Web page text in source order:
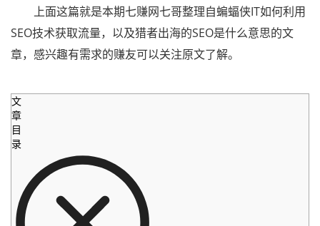
上面这篇就是本期七赚网七哥整理自蝙蝠侠IT如何利用
SEO技术获取流量，以及猎者出海的SEO是什么意思的文
章，感兴趣有需求的赚友可以关注原文了解。
文
章
目
录